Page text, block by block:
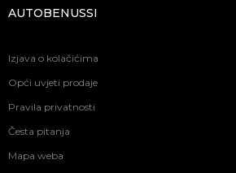
AUTOBENUSSI
Izjava o kolačićima
Opći uvjeti prodaje
Pravila privatnosti
Česta pitanja
Mapa weba